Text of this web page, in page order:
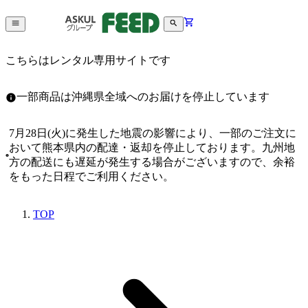
こちらはレンタル専用サイトです
一部商品は沖縄県全域へのお届けを停止しています
7月28日(火)に発生した地震の影響により、一部のご注文に
おいて熊本県内の配達・返却を停止しております。九州地
方の配送にも遅延が発生する場合がございますので、余裕
をもった日程でご利用ください。
TOP